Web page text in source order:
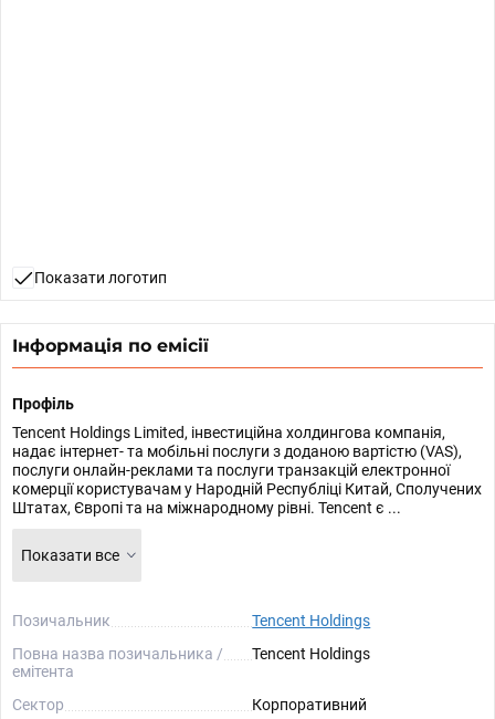
Показати логотип
Інформація по емісії
Профіль
Tencent Holdings Limited, інвестиційна холдингова компанія,
надає інтернет- та мобільні послуги з доданою вартістю (VAS),
послуги онлайн-реклами та послуги транзакцій електронної
комерції користувачам у Народній Республіці Китай, Сполучених
Штатах, Європі та на міжнародному рівні. Tencent є ...
Показати все
Позичальник
Tencent Holdings
Повна назва позичальника /
емітента
Tencent Holdings
Сектор Корпоративний